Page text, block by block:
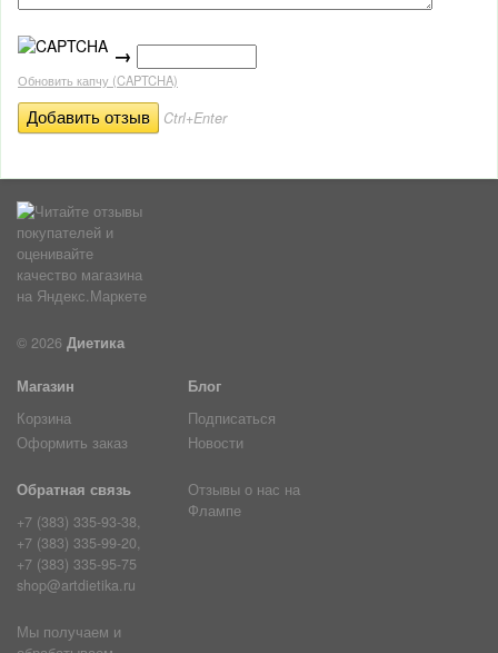
→
Обновить капчу (CAPTCHA)
Ctrl+Enter
© 2026 Диетика
Магазин
Корзина
Оформить заказ
Блог
Подписаться
Новости
Обратная связь
+7 (383) 335-93-38,
+7 (383) 335-99-20,
+7 (383) 335-95-75
shop@artdietika.ru
Отзывы о нас на
Флампе
Мы получаем и